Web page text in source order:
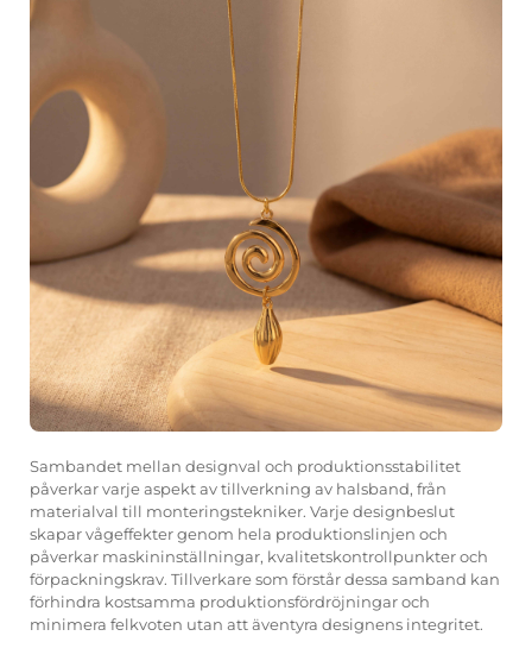
Sambandet mellan designval och produktionsstabilitet
påverkar varje aspekt av tillverkning av halsband, från
materialval till monteringstekniker. Varje designbeslut
skapar vågeffekter genom hela produktionslinjen och
påverkar maskininställningar, kvalitetskontrollpunkter och
förpackningskrav. Tillverkare som förstår dessa samband kan
förhindra kostsamma produktionsfördröjningar och
minimera felkvoten utan att äventyra designens integritet.